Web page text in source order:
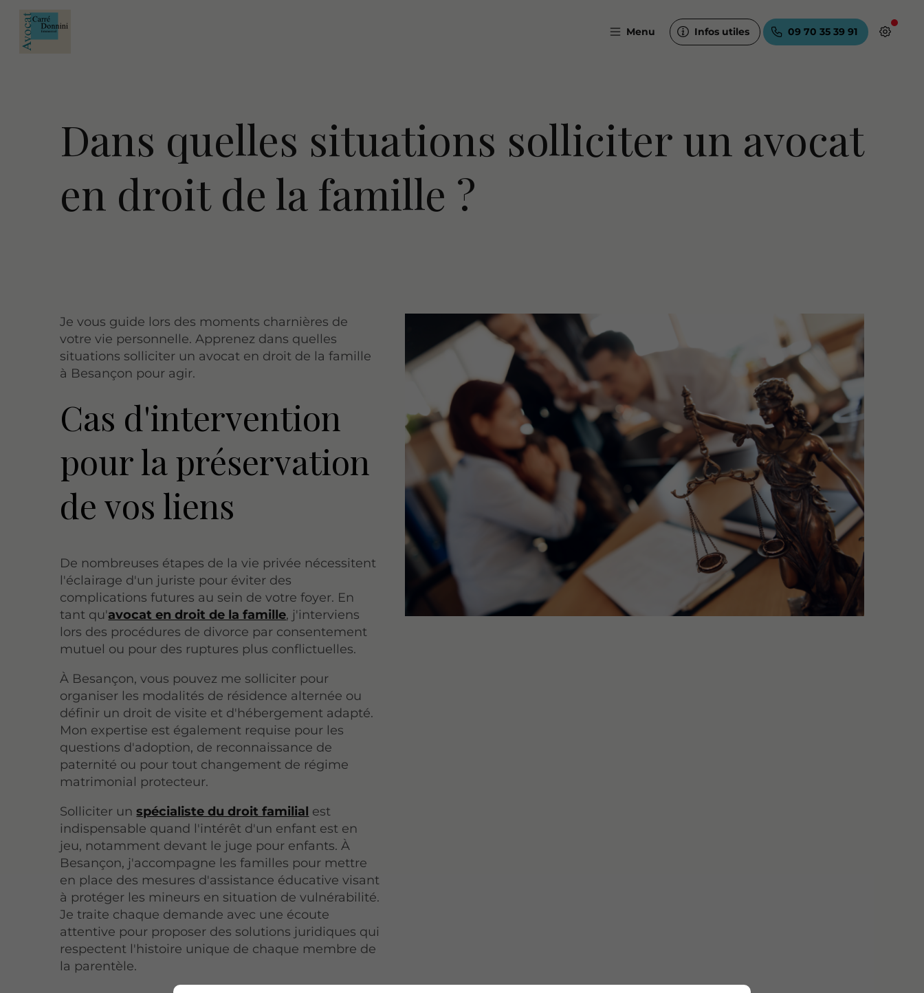
Menu Infos utiles 09 70 35 39 91
Dans quelles situations solliciter un avocat
en droit de la famille ?
Je vous guide lors des moments charnières de
votre vie personnelle. Apprenez dans quelles
situations solliciter un avocat en droit de la famille
à Besançon pour agir.
Cas d'intervention
pour la préservation
de vos liens
De nombreuses étapes de la vie privée nécessitent
l'éclairage d'un juriste pour éviter des
complications futures au sein de votre foyer. En
tant qu'avocat en droit de la famille, j'interviens
lors des procédures de divorce par consentement
mutuel ou pour des ruptures plus conflictuelles.
À Besançon, vous pouvez me solliciter pour
organiser les modalités de résidence alternée ou
définir un droit de visite et d'hébergement adapté.
Mon expertise est également requise pour les
questions d'adoption, de reconnaissance de
paternité ou pour tout changement de régime
matrimonial protecteur.
Solliciter unspécialiste du droit familial est
indispensable quand l'intérêt d'un enfant est en
jeu, notamment devant le juge pour enfants. À
Besançon, j'accompagne les familles pour mettre
en place des mesures d'assistance éducative visant
à protéger les mineurs en situation de vulnérabilité.
Je traite chaque demande avec une écoute
attentive pour proposer des solutions juridiques qui
respectent l'histoire unique de chaque membre de
la parentèle.